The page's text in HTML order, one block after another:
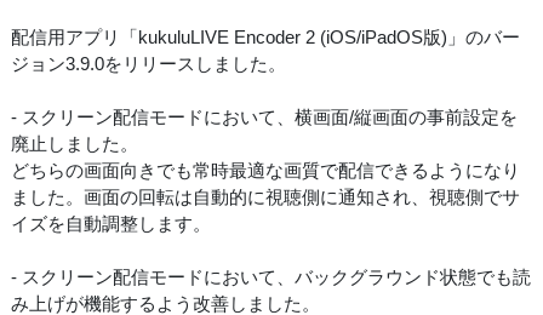
配信用アプリ「kukuluLIVE Encoder 2 (iOS/iPadOS版)」のバー
ジョン3.9.0をリリースしました。
- スクリーン配信モードにおいて、横画面/縦画面の事前設定を
廃止しました。
どちらの画面向きでも常時最適な画質で配信できるようになり
ました。画面の回転は自動的に視聴側に通知され、視聴側でサ
イズを自動調整します。
- スクリーン配信モードにおいて、バックグラウンド状態でも読
み上げが機能するよう改善しました。